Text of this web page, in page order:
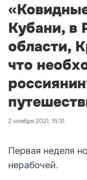
Кубани, в
области,
что
2 ноября 2021, 15:31
Первая неделя
нерабочей.